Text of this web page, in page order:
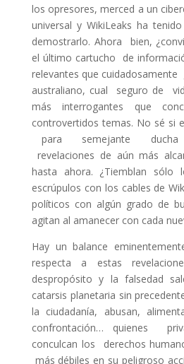
los opresores, merced a un
universal y WikiLeaks ha
demostrarlo. Ahora bien,
el último cartucho de
relevantes que
australiano, cual seguro de
más interrogantes que
controvertidos temas. No sé si
para semejante ducha
revelaciones de aún más
hasta ahora. ¿Tiemblan
escrúpulos con los cables de
políticos con algún grado de
agitan al amanecer con cada
Hay un balance
respecta a estas
despropósito y la falsedad
catarsis planetaria sin
la ciudadanía, abusan,
confrontación… quienes
conculcan los derechos
más débiles en su peligroso